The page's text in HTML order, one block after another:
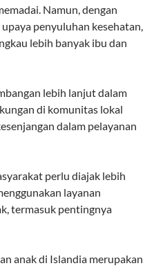
Namun, dengan
penyuluhan kesehatan,
lebih banyak ibu dan
lebih lanjut dalam
di komunitas lokal
dalam pelayanan
perlu diajak lebih
layanan
termasuk pentingnya
anak di Islandia merupakan